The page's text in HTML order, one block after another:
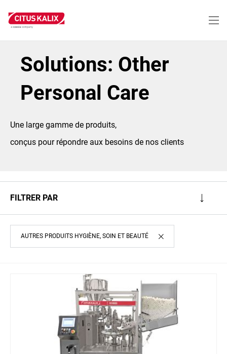
au
contenu
Solutions: Other
Personal Care
Une large gamme de produits,
conçus pour répondre aux besoins de nos clients
FILTRER PAR
AUTRES PRODUITS HYGIÈNE, SOIN ET BEAUTÉ